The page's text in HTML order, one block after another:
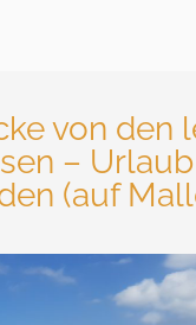
von den
–
(auf